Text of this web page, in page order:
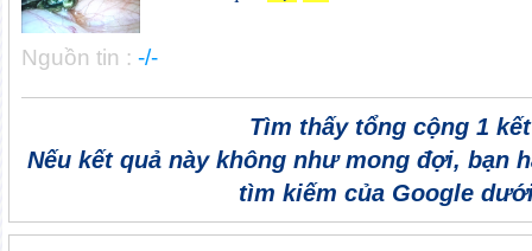
Nguồn tin : -/-
Tìm thấy tổng cộng 1
Nếu kết quả này không như mong đợi, bạn
tìm kiếm của Google